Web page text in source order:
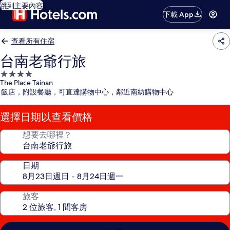
跳到主要內容
下載 App
查看所有住宿
台南老爺行旅
4.0
星
級
住
宿
The Place Tainan
飯店，附設餐廳，可直達購物中心，鄰近南紡購物中心
選擇日期以查看價格
想要去哪裡？
日期
旅客